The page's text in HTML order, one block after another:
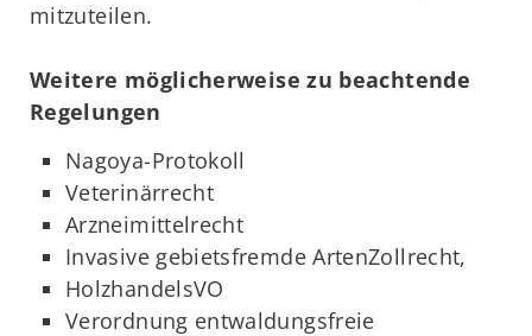
mitzuteilen.
Weitere möglicherweise zu beachtende
Regelungen
Nagoya-Protokoll
Veterinärrecht
Arzneimittelrecht
Invasive gebietsfremde ArtenZollrecht,
HolzhandelsVO
Verordnung entwaldungsfreie